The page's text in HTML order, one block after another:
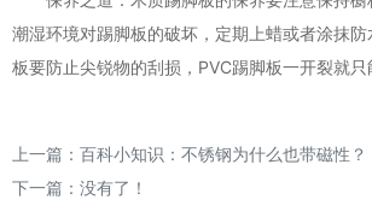
潮湿环境对踢脚板的破坏，定期上蜡或者涂抹
板要防止尖锐物的刮损，PVC踢脚板一开裂就只
上一篇： 百科小知识：不锈钢为什么也带磁性？
下一篇：没有了！